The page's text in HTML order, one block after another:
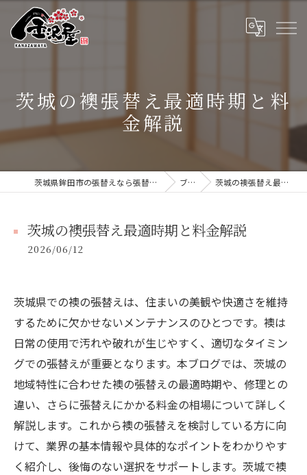
茨城の襖張替え最適時期と料
金解説
茨城県鉾田市の張替えなら張替本舗 金沢屋 大洗・鹿嶋店 ブログ 茨城の襖張替え最適時期と料金解説
茨城の襖張替え最適時期と料金解説
2026/06/12
茨城県での襖の張替えは、住まいの美観や快適さを維持
するために欠かせないメンテナンスのひとつです。襖は
日常の使用で汚れや破れが生じやすく、適切なタイミン
グでの張替えが重要となります。本ブログでは、茨城の
地域特性に合わせた襖の張替えの最適時期や、修理との
違い、さらに張替えにかかる料金の相場について詳しく
解説します。これから襖の張替えを検討している方に向
けて、業界の基本情報や具体的なポイントをわかりやす
く紹介し、後悔のない選択をサポートします。茨城で襖